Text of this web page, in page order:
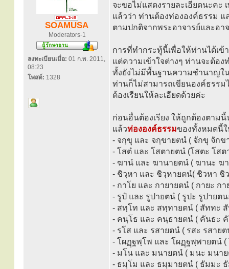
SOAMUSA
Moderators-1
ลงทะเบียนเมื่อ: 01 ก.พ. 2011,
08:23
โพสต์: 1328
จะขอไม่แสดงรายละเอียดนะค
แล้วว่า ท่านต้องท่ององค์ธรรม แ
ตามปกติจากพระอาจารย์และอา
การที่ทำกระทู้นี้เพื่อให้ท่านได้เข้
แต่ความเข้าใจต่างๆ ท่านจะต้อ
ทั้งยังไม่มีพื้นฐานความชำนาญใ
ท่านก็ไม่สามารถเขียนองค์ธรร
ต้องเรียนให้ละเอียดด้วยค่ะ
ก่อนอื่นต้องเรียง ให้ถูกต้องตาม
แล้วท่ององค์ธรรมของทั้งหมดนี้
- จกฺขุ และ จกฺขายตนํ ( จักขุ จักข
- โสตํ และ โสตายตนํ (โสตะ โสต
- ฆานํ และ ฆานายตนํ ( ฆานะ ฆ
- ชิวฺหา และ ชิวฺหายตนํ( ชิวหา ชิ
- กาโย และ กายายตนํ ( กายะ กา
- รูปํ และ รูปายตนํ ( รูปะ รูปายตน
- สทฺโท และ สทฺทายตนํ ( สัททะ
- คนฺโธ และ คนฺธายตนํ ( คันธะ
- รโส และ รสายตนํ ( รสะ รสายต
- โผฏฺฐพฺโพ และ โผฏฺฐพฺพายตนํ
- มโน และ มนายตนํ ( มนะ มนา
- ธมฺโม และ ธมฺมายตนํ ( ธัมมะ